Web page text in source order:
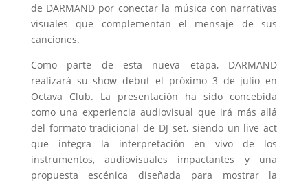
de DARMAND por conectar la música con narrativas
visuales que complementan el mensaje de sus
canciones.
Como parte de esta nueva etapa, DARMAND
realizará su show debut el próximo 3 de julio en
Octava Club. La presentación ha sido concebida
como una experiencia audiovisual que irá más allá
del formato tradicional de DJ set, siendo un live act
que integra la interpretación en vivo de los
instrumentos, audiovisuales impactantes y una
propuesta escénica diseñada para mostrar la